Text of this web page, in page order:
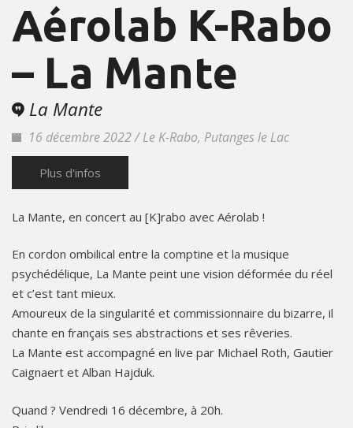
Aérolab K-Rabo
– La Mante
La Mante
16 décembre 2022 / Le K-Rabo, Putanges le Lac
Plus d'infos
La Mante, en concert au [K]rabo avec Aérolab !
En cordon ombilical entre la comptine et la musique
psychédélique, La Mante peint une vision déformée du réel
et c’est tant mieux.
Amoureux de la singularité et commissionnaire du bizarre, il
chante en français ses abstractions et ses rêveries.
La Mante est accompagné en live par Michael Roth, Gautier
Caignaert et Alban Hajduk.
Quand ? Vendredi 16 décembre, à 20h.